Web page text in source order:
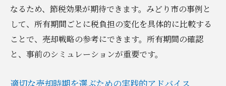
なるため、節税効果が期待できます。みどり市の事例と
して、所有期間ごとに税負担の変化を具体的に比較する
ことで、売却戦略の参考にできます。所有期間の確認
と、事前のシミュレーションが重要です。
適切な売却時期を選ぶための実践的アドバイス